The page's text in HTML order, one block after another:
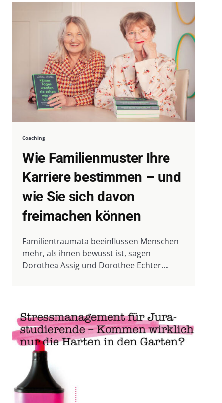
Coaching
Wie Familienmuster Ihre
Karriere bestimmen – und
wie Sie sich davon
freimachen können
Familientraumata beeinflussen Menschen
mehr, als ihnen bewusst ist, sagen
Dorothea Assig und Dorothee Echter....